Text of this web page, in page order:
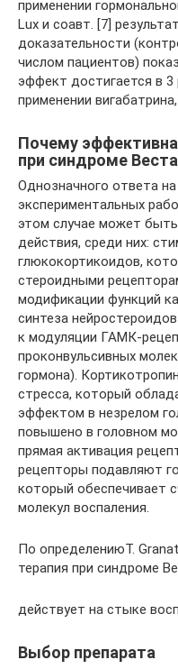
применении
Lux и соавт. [7]
доказательности
числом пациентов)
эффект достигается в 3
применении
Почему
при синдроме
Однозначного ответа
экспериментальных
этом случае может
действия, среди них:
глюкокортикоидов,
стероидными
модификации функций
синтеза
к модуляции ГАМК-
проконвульсивных
гормона).
стресса, который
эффектом в незрелом
повышено в головном
прямая активация
рецепторы подавляют
который обеспечивает
молекул воспаления.
По определениюT.
терапия при синдроме
действует на стыке
Выбор препарата